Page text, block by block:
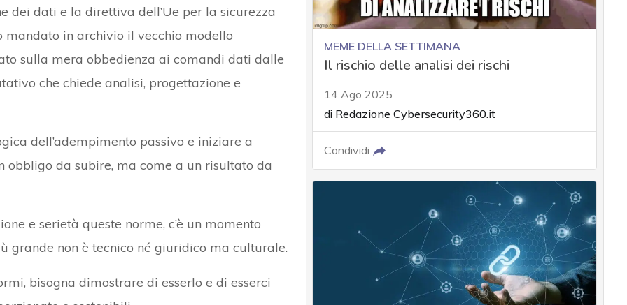
dei dati e la direttiva dell’Ue per la sicurezza
in archivio il vecchio modello
sulla mera obbedienza ai comandi dati dalle
che chiede analisi, progettazione e
dell’adempimento passivo e iniziare a
da subire, ma come a un risultato da
e serietà queste norme, c’è un momento
grande non è tecnico né giuridico ma culturale.
bisogna dimostrare di esserlo e di esserci
MEME DELLA SETTIMANA
Il rischio delle analisi dei rischi
14 Ago 2025
di Redazione Cybersecurity360.it
Condividi